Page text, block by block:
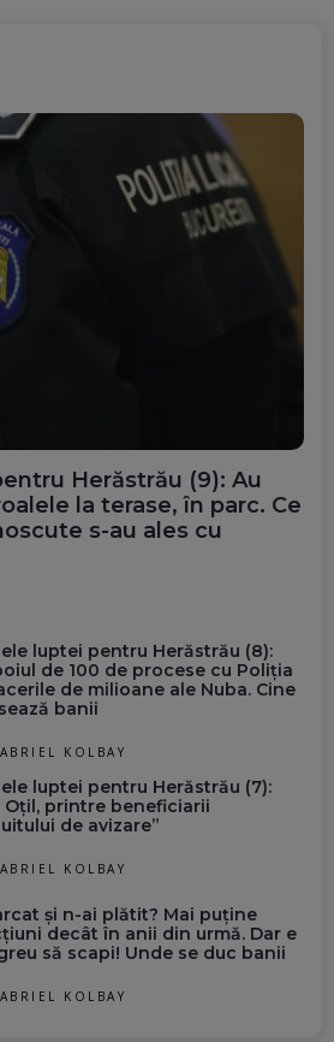
Herăstrău (9): Au
la terase, în parc. Ce
s-au ales cu
luptei pentru Herăstrău (8):
de 100 de procese cu Poliția
de milioane ale Nuba. Cine
banii
KOLBAY
luptei pentru Herăstrău (7):
Oțil, printre beneficiarii
de avizare”
KOLBAY
și n-ai plătit? Mai puține
decât în anii din urmă. Dar e
să scapi! Unde se duc banii
KOLBAY